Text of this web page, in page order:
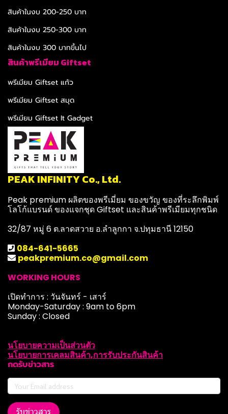
สินค้าในงบ 200-250 บาท
สินค้าในงบ 250-300 บาท
สินค้าในงบ 300 บาทขึ้นไป
สินค้าพรีเมียม Giftset
พรีเมียม Giftset แก้ว
พรีเมียม Giftset สมุด
พรีเมียม Giftset It Gadget
PEAK INFINITY Co., Ltd.
Peak premium ผลิตของพรีเมี่ยม ของขวัญ ของที่ระลึกพิมพ์
โลโก้แบรนด์ ของแจกชุด Giftset และสินค้าพรีเมียมทุกชนิด
32/87 หมู่ 6 ต.ลาดสวาย อ.ลำลูกกา จ.ปทุมธานี 12150
084-641-5665
peakpremium.co@gmail.com
WORKING HOURS
เปิดทำการ : วันจันทร์ - เสาร์
Monday-Saturday : 9am to 6pm
Sunday : Closed
นโยบายความเป็นส่วนตัว
นโยบายการเคลมสินค้า,การรับประกันสินค้า
กดรับข่าวสาร